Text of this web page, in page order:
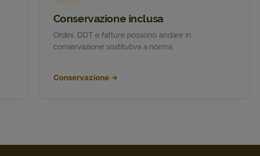
Conservazione inclusa
Ordini, DDT e fatture possono andare in
conservazione sostitutiva a norma.
Conservazione →